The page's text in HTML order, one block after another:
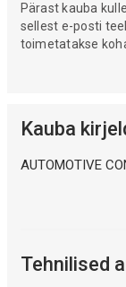
Pärast kauba
sellest e-posti
toimetatakse
Kauba
AUTOMOTIVE
Tehnilised